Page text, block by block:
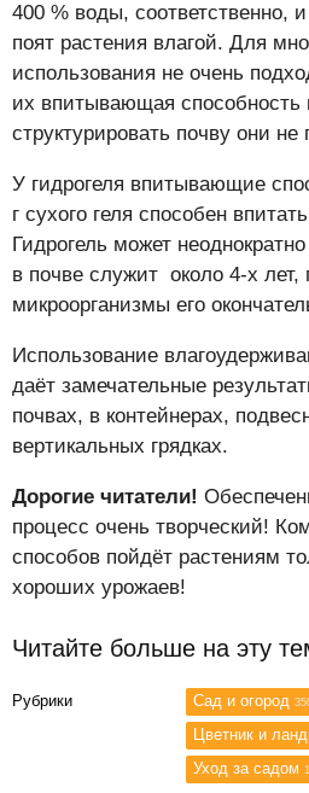
400 % воды, соответственно,
поят растения влагой. Для
использования не очень
их впитывающая способность
структурировать почву они не
У гидрогеля впитывающие
г сухого геля способен
Гидрогель может
в почве служит около 4-х лет,
микроорганизмы его
Использование
даёт замечательные
почвах, в контейнерах,
вертикальных грядках.
Дорогие читатели!
процесс очень творческий!
способов пойдёт растениям
хороших урожаев!
Читайте больше на эту
Рубрики Сад и огород
Цветник и
Уход за садом